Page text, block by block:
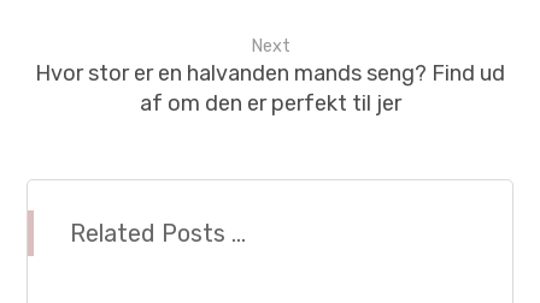
Next
Hvor stor er en halvanden mands seng? Find ud
af om den er perfekt til jer
Related Posts ...